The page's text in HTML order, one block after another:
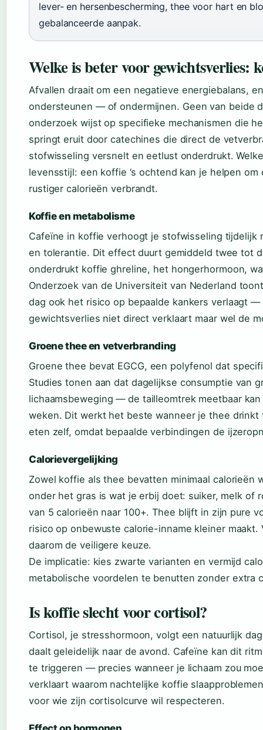
lever- en hersenbescherming, thee voor hart en
gebalanceerde aanpak.
Welke is beter voor gewichtsverlies:
Afvallen draait om een negatieve energiebalans,
ondersteunen — of ondermijnen. Geen van beide
onderzoek wijst op specifieke mechanismen die
springt eruit door catechines die direct de
stofwisseling versnelt en eetlust onderdrukt.
levensstijl: een koffie ‘s ochtend kan je helpen
rustiger calorieën verbrandt.
Koffie en metabolisme
Cafeïne in koffie verhoogt je stofwisseling tijdelijk
en tolerantie. Dit effect duurt gemiddeld twee tot
onderdrukt koffie ghreline, het hongerhormoon,
Onderzoek van de Universiteit van Nederland
dag ook het risico op bepaalde kankers verlaagt
gewichtsverlies niet direct verklaart maar wel de
Groene thee en vetverbranding
Groene thee bevat EGCG, een polyfenol dat
Studies tonen aan dat dagelijkse consumptie van
lichaamsbeweging — de tailleomtrek meetbaar
weken. Dit werkt het beste wanneer je thee
eten zelf, omdat bepaalde verbindingen de
Calorievergelijking
Zowel koffie als thee bevatten minimaal calorieën
onder het gras is wat je erbij doet: suiker, melk of
van 5 calorieën naar 100+. Thee blijft in zijn pure
risico op onbewuste calorie-inname kleiner
daarom de veiligere keuze.
De implicatie: kies zwarte varianten en vermijd
metabolische voordelen te benutten zonder extra
Is koffie slecht voor cortisol?
Cortisol, je stresshormoon, volgt een natuurlijk
daalt geleidelijk naar de avond. Cafeïne kan dit
te triggeren — precies wanneer je lichaam zou
verklaart waarom nachtelijke koffie
voor wie zijn cortisolcurve wil respecteren.